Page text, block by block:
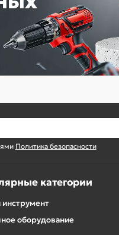
Политика безопасности
категории
инструмент
оборудование